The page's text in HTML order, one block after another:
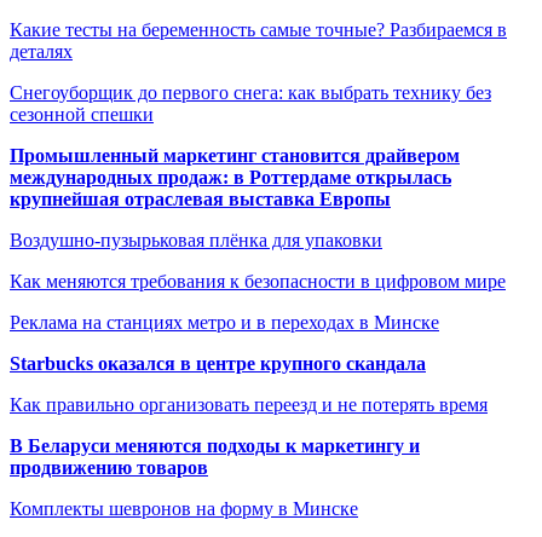
Какие тесты на беременность самые точные? Разбираемся в
деталях
Снегоуборщик до первого снега: как выбрать технику без
сезонной спешки
Промышленный маркетинг становится драйвером
международных продаж: в Роттердаме открылась
крупнейшая отраслевая выставка Европы
Воздушно-пузырьковая плёнка для упаковки
Как меняются требования к безопасности в цифровом мире
Реклама на станциях метро и в переходах в Минске
Starbucks оказался в центре крупного скандала
Как правильно организовать переезд и не потерять время
В Беларуси меняются подходы к маркетингу и
продвижению товаров
Комплекты шевронов на форму в Минске